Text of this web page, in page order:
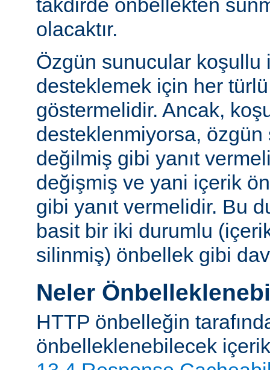
takdirde önbellekten
olacaktır.
Özgün sunucular koşullu
desteklemek için her türlü
göstermelidir. Ancak,
desteklenmiyorsa,
değilmiş gibi yanıt
değişmiş ve yani içerik
gibi yanıt vermelidir. Bu
basit bir iki durumlu
silinmiş) önbellek gibi
Neler
HTTP önbelleğin
önbelleklenebilecek